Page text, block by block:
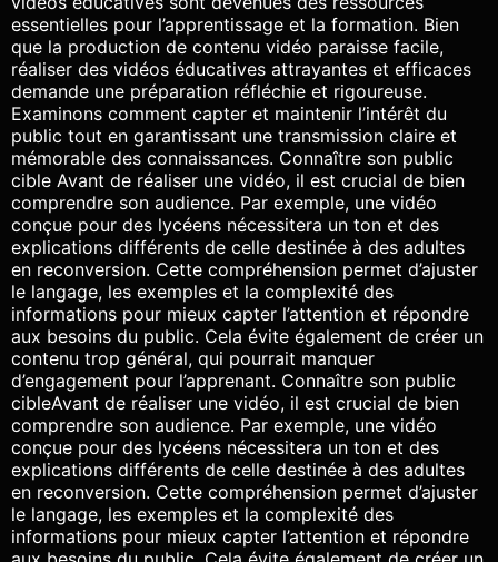
essentielles pour l’apprentissage et la formation. Bien
que la production de contenu vidéo paraisse facile,
réaliser des vidéos éducatives attrayantes et efficaces
demande une préparation réfléchie et rigoureuse.
Examinons comment capter et maintenir l’intérêt du
public tout en garantissant une transmission claire et
mémorable des connaissances. Connaître son public
cible Avant de réaliser une vidéo, il est crucial de bien
comprendre son audience. Par exemple, une vidéo
conçue pour des lycéens nécessitera un ton et des
explications différents de celle destinée à des adultes
en reconversion. Cette compréhension permet d’ajuster
le langage, les exemples et la complexité des
informations pour mieux capter l’attention et répondre
aux besoins du public. Cela évite également de créer un
contenu trop général, qui pourrait manquer
d’engagement pour l’apprenant. Connaître son public
cibleAvant de réaliser une vidéo, il est crucial de bien
comprendre son audience. Par exemple, une vidéo
conçue pour des lycéens nécessitera un ton et des
explications différents de celle destinée à des adultes
en reconversion. Cette compréhension permet d’ajuster
le langage, les exemples et la complexité des
informations pour mieux capter l’attention et répondre